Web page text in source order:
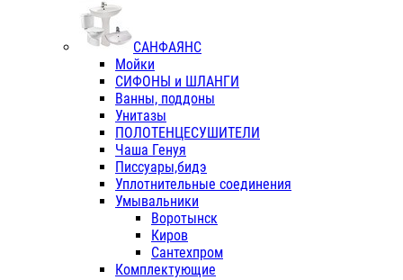
САНФАЯНС
Мойки
СИФОНЫ и ШЛАНГИ
Ванны, поддоны
Унитазы
ПОЛОТЕНЦЕСУШИТЕЛИ
Чаша Генуя
Писсуары,бидэ
Уплотнительные соединения
Умывальники
Воротынск
Киров
Сантехпром
Комплектующие